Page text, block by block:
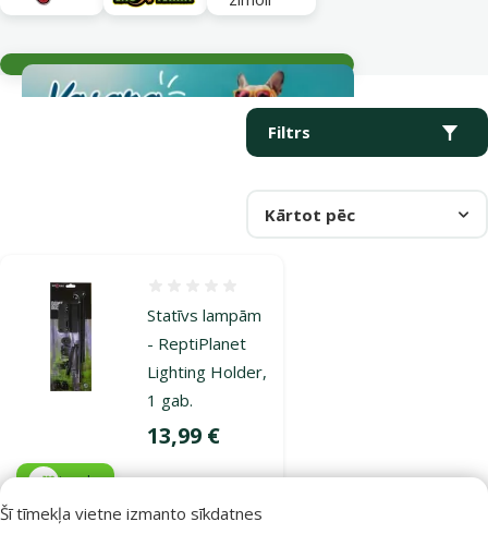
Šī tīmekļa vietne izmanto sīkdatnes
Filtrs
Kārtot pēc
Produkti kategorijā Rezerves daļas
Statīvs lampām
- ReptiPlanet
Lighting Holder,
1 gab.
Cena
13,99 €
iesaka